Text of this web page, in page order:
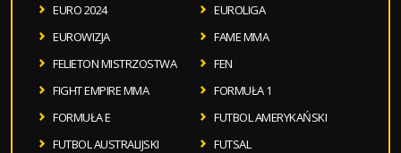
EURO 2024
EUROLIGA
EUROWIZJA
FAME MMA
FELIETON MISTRZOSTWA
FEN
FIGHT EMPIRE MMA
FORMUŁA 1
FORMUŁA E
FUTBOL AMERYKAŃSKI
FUTBOL AUSTRALIJSKI
FUTSAL